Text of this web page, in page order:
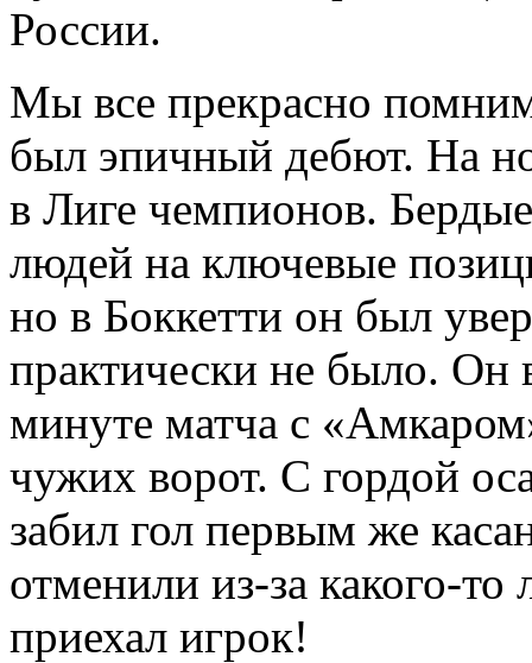
России.
Мы все прекрасно
был эпичный дебют. На
в Лиге чемпионов.
людей на ключевые
но в Боккетти он был
практически не было.
минуте матча с
чужих ворот. С гордой
забил гол первым же
отменили из-за какого-
приехал игрок!